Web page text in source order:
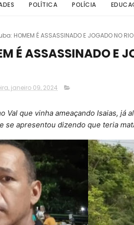
POLÍTICA POLÍCIA
HOMEM É ASSASSINADO E JOGADO NO
É ASSASSINADO E
janeiro 09, 2024
Val que vinha ameaçando Isaias, já
se apresentou dizendo que teria